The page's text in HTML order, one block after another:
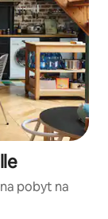
pobyt na